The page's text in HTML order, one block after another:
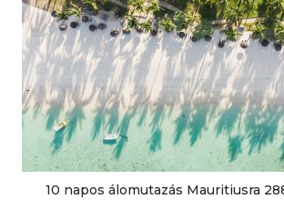
10 napos álomutazás Mauritiusra